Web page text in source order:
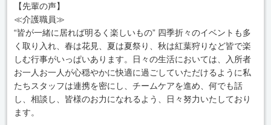
【先輩の声】
≪介護職員≫
“皆が一緒に居れば明るく楽しいもの” 四季折々のイベントも多
く取り入れ、春は花見、夏は夏祭り、秋は紅葉狩りなど皆で楽
しむ行事がいっぱいあります。日々の生活においては、入所者
お一人お一人が心穏やかに快適に過ごしていただけるように私
たちスタッフは連携を密にし、チームケアを進め、何でも話
し、相談し、皆様のお力になれるよう、日々努力いたしており
ます。